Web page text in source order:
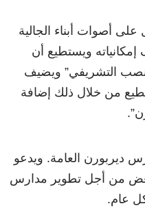
أصوات أبناء الجالية
إمكانياته ويستطيع أن
التشريفي” ويضيف
من خلال ذلك إضافة
ديربورن العامة. ويدعو
بعض من أجل تطوير مدارس
عام.